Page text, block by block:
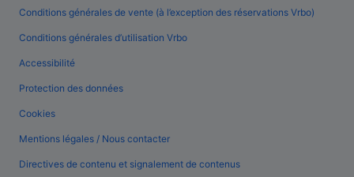
Conditions générales de vente (à l’exception des réservations Vrbo)
Conditions générales d’utilisation Vrbo
Accessibilité
Protection des données
Cookies
Mentions légales / Nous contacter
Directives de contenu et signalement de contenus